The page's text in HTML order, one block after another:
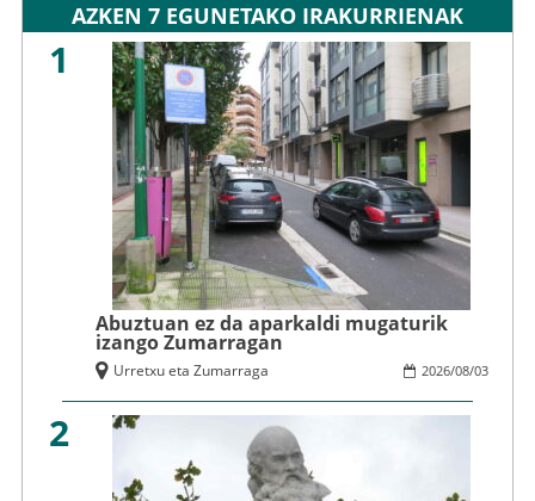
AZKEN 7 EGUNETAKO IRAKURRIENAK
1
Abuztuan ez da aparkaldi mugaturik
izango Zumarragan
2026/08/03
Urretxu eta Zumarraga
2